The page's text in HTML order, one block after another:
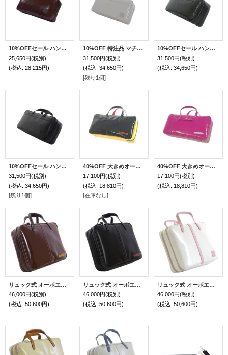
10%OFFセール ハンドメイド 大きめオーボエバッグ「Camarade2/wf」チョコ / チョコ革巻きハンドル・チョコスクエアエンブレム
25,650円(税別)
(税込: 28,215円)
10%OFF 特注品 マチ厚 （オーボエレジェンドハイブリッド、プレスティージュR47対応）「Camarade5/wf」ライトグレー / ライトグレー革巻きハンドル・ライトグレースクエアエンブレム
31,500円(税別)
(税込: 34,650円)
[残り1個]
10%OFFセール ハンドメイド 大きめオーボエバッグ（Wファスナー・2コンパートメント）「Camarade3/wf」ソフトマットブラック / 黒ハンドル
31,500円(税別)
(税込: 34,650円)
10%OFFセール ハンドメイド 大きめオーボエバッグ（Wファスナー・2コンパートメント）「Camarade3/wf」ソフトマットブラック / 黒ショートハンドル
31,500円(税別)
(税込: 34,650円)
[残り1個]
40%OFF 大きめオーボエバッグ「Camarade/wf」ジャーマントリプル / ブラック・ジャーマンレッド・ジャーマンイエロー
17,100円(税別)
(税込: 18,810円)
[在庫なし]
40%OFF 大きめオーボエバッグ「Camarade/wf」フューシャピンク / リボン
17,100円(税別)
(税込: 18,810円)
リュック式 オーボエブリーフケースガード「Cantabile 2/wf」チョコ / キャメル
46,000円(税別)
(税込: 50,600円)
リュック式 オーボエブリーフケースガード「Cantabile 2/wf」マットブラック / レッド
46,000円(税別)
(税込: 50,600円)
リュック式 オーボエブリーフケースガード「Cantabile 2/wf」オフホワイト スペシャルコーティング/ ピンク
46,000円(税別)
(税込: 50,600円)